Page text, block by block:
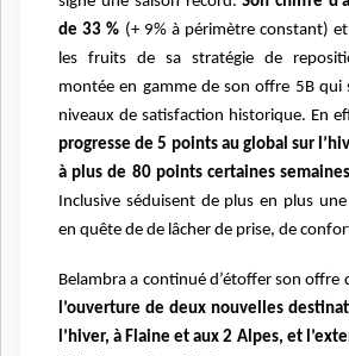
de 33 % (+ 9% à périmètre constant)
les fruits de sa stratégie de
montée en gamme de son offre 5B qui
niveaux de satisfaction historique. En
progresse de 5 points au global sur
à plus de 80 points certaines
Inclusive séduisent de plus en plus
en quête de de lâcher de prise, de
Belambra a continué d’étoffer son offre
l’ouverture de deux nouvelles
l’hiver, à Flaine et aux 2 Alpes, et